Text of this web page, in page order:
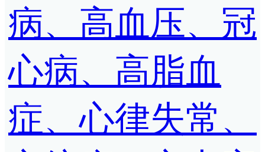
病、高血压、冠
心病、高脂血
症、心律失常、